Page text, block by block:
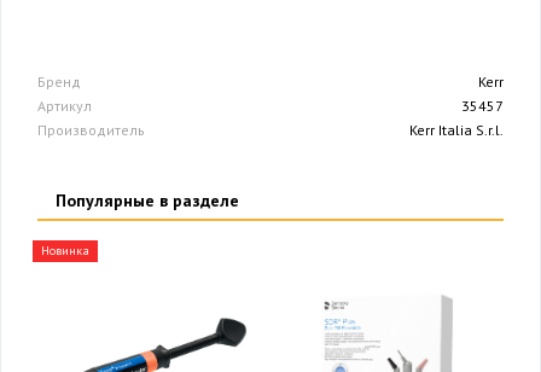
Бренд
Kerr
Артикул
35457
Производитель
Kerr Italia S.r.l.
Популярные в разделе
Новинка